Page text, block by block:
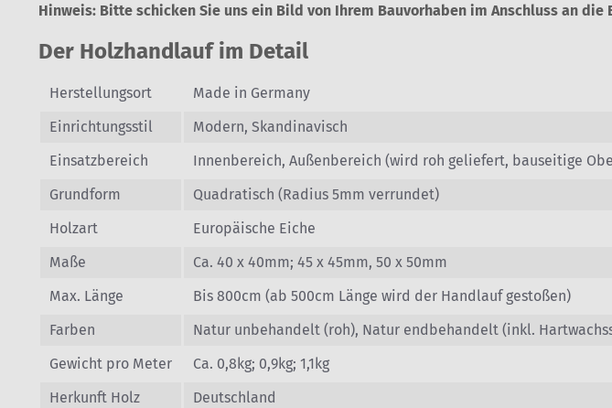
Hinweis: Bitte schicken Sie uns ein Bild von Ihrem Bauvorhaben im Anschluss an
Der Holzhandlauf im Detail
Herstellungsort
Made in Germany
Einrichtungsstil
Modern, Skandinavisch
Einsatzbereich
Innenbereich, Außenbereich (wird roh geliefert, bauseitige
Grundform
Quadratisch (Radius 5mm verrundet)
Holzart
Europäische Eiche
Maße
Ca. 40 x 40mm; 45 x 45mm, 50 x 50mm
Max. Länge
Bis 800cm (ab 500cm Länge wird der Handlauf gestoßen)
Farben
Natur unbehandelt (roh), Natur endbehandelt (inkl.
Gewicht pro Meter
Ca. 0,8kg; 0,9kg; 1,1kg
Herkunft Holz
Deutschland